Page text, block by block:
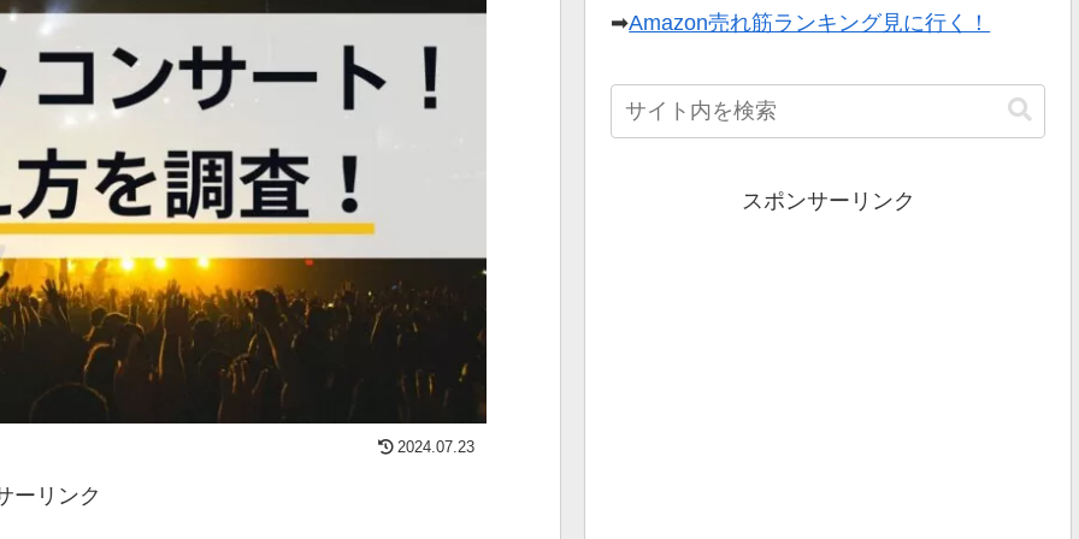
2024.07.23
ーリンク
➡Amazon売れ筋ランキング見に行く！
スポンサーリンク